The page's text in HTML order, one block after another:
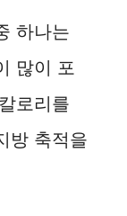
하나는
많이 포
로리를
방 축적을